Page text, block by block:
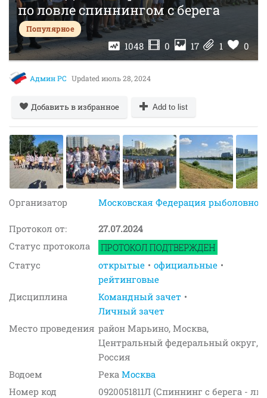
по ловле спиннингом с берега
Популярное
1048 0 17 1 0
Админ РС Updated июль 28, 2024
Добавить в избранное Add to list
Организатор Московская Федерация
Протокол от:
27.07.2024
Статус протокола
Статус
открытые
официальные
рейтинговые
Дисциплина
Командный зачет
Личный зачет
Место проведения район Марьино, Москва,
Центральный федеральный округ,
Россия
Водоем
Река Москва
Номер код
0920051811Л (Спиннинг с берега -